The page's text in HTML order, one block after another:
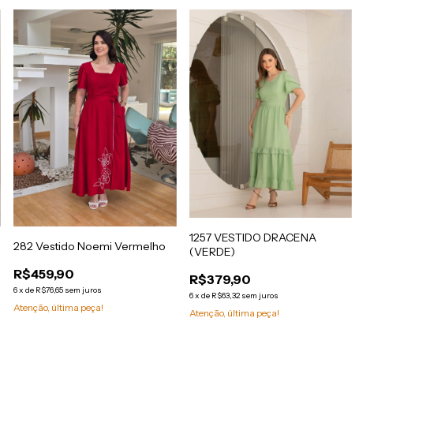
282 Vestido Noemi Vermelho
R$459,90
6xde R$76,65 sem juros
Atenção, última peça!
1257 VESTIDO DRACENA
(VERDE)
R$379,90
6x de R$63,32 sem juros
Atenção, última peça!